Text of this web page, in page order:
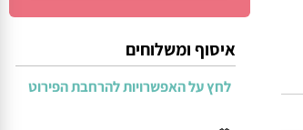
איסוף ומשלוחים